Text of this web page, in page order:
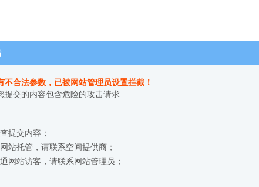
不合法参数，已被网站管理员设置拦截！
提交的内容包含危险的攻击请求
提交内容；
站托管，请联系空间提供商；
网站访客，请联系网站管理员；